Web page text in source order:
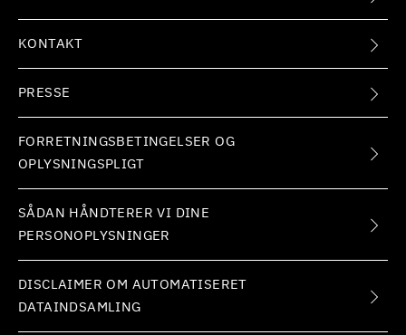
KONTAKT
PRESSE
FORRETNINGSBETINGELSER OG
OPLYSNINGSPLIGT
SÅDAN HÅNDTERER VI DINE
PERSONOPLYSNINGER
DISCLAIMER OM AUTOMATISERET
DATAINDSAMLING